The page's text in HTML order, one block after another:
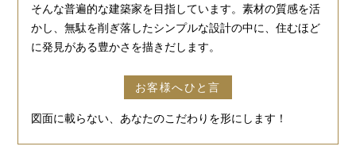
そんな普遍的な建築家を目指しています。素材の質感を活
かし、無駄を削ぎ落したシンプルな設計の中に、住むほど
に発見がある豊かさを描きだします。
お客様へひと言
図面に載らない、あなたのこだわりを形にします！